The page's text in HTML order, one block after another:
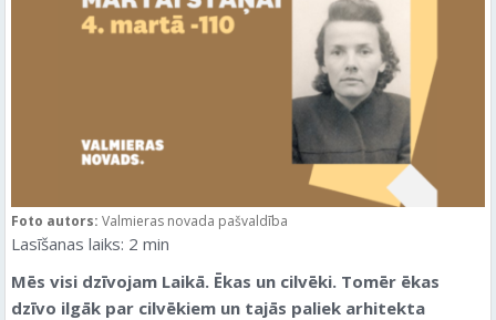
Foto autors: Valmieras novada pašvaldība
Lasīšanas laiks: 2 min
Mēs visi dzīvojam Laikā. Ēkas un cilvēki. Tomēr ēkas
dzīvo ilgāk par cilvēkiem un tajās paliek arhitekta